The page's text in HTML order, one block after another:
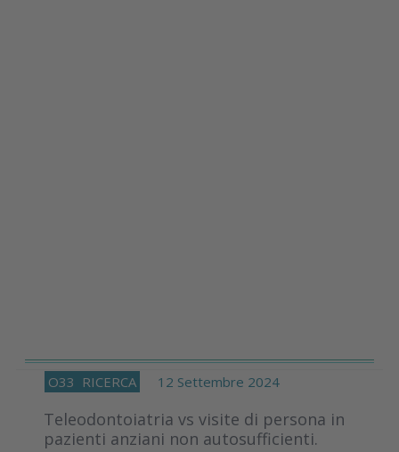
O33 RICERCA 12 Settembre 2024
Teleodontoiatria vs visite di persona in
pazienti anziani non autosufficienti.